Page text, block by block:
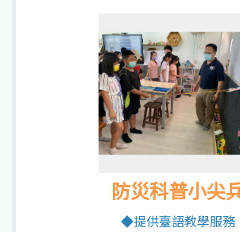
防災科普小尖
◆提供臺語教學服務